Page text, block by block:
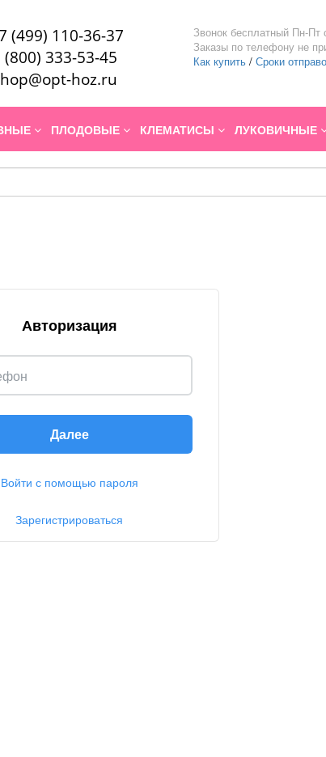
(499) 110-36-37
(800) 333-53-45
hoz.ru
Звонок бесплатный Пн-Пт
Заказы по телефону не
Как купить / Сроки
ПЛОДОВЫЕ КЛЕМАТИСЫ ЛУКОВИЧНЫЕ
Авторизация
Далее
Войти с помощью пароля
Зарегистрироваться